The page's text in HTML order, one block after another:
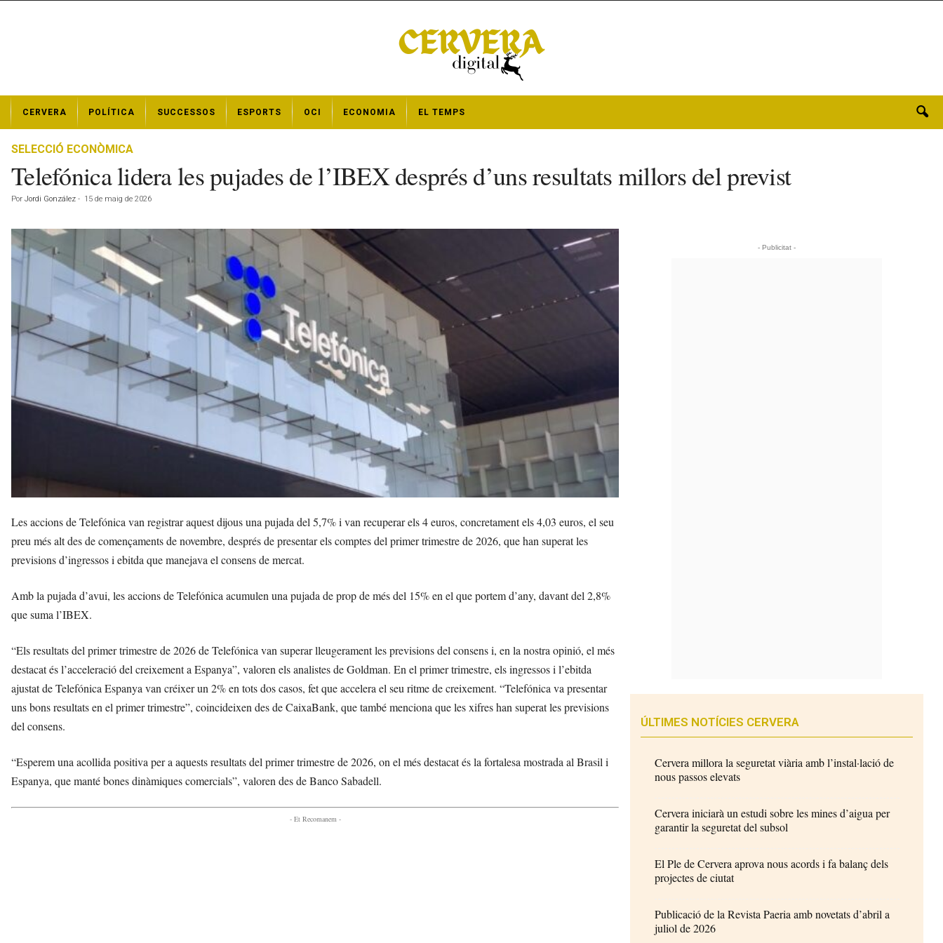
t
CERVERA POLÍTICA SUCCESSOS ESPORTS OCI ECONOMIA EL TEMPS
SELECCIÓ ECONÒMICA
Telefónica lidera les pujades de l’IBEX després d’uns resultats millors del previst
Por Jordi González - 15 de maig de 2026
Les accions de Telefónica van registrar aquest dijous una pujada del 5,7% i van recuperar els 4 euros, concretament els 4,03 euros, el seu
preu més alt des de començaments de novembre, després de presentar els comptes del primer trimestre de 2026, que han superat les
previsions d’ingressos i ebitda que manejava el consens de mercat.
Amb la pujada d’avui, les accions de Telefónica acumulen una pujada de prop de més del 15% en el que portem d’any, davant del 2,8%
que suma l’IBEX.
“Els resultats del primer trimestre de 2026 de Telefónica van superar lleugerament les previsions del consens i, en la nostra opinió, el més
destacat és l’acceleració del creixement a Espanya”, valoren els analistes de Goldman. En el primer trimestre, els ingressos i l’ebitda
ajustat de Telefónica Espanya van créixer un 2% en tots dos casos, fet que accelera el seu ritme de creixement. “Telefónica va presentar
uns bons resultats en el primer trimestre”, coincideixen des de CaixaBank, que també menciona que les xifres han superat les previsions
del consens.
“Esperem una acollida positiva per a aquests resultats del primer trimestre de 2026, on el més destacat és la fortalesa mostrada al Brasil i
Espanya, que manté bones dinàmiques comercials”, valoren des de Banco Sabadell.
- Et Recomanem -
- Publicitat -
ÚLTIMES NOTÍCIES CERVERA
Cervera millora la seguretat viària amb l’instal·lació de
nous passos elevats
Cervera iniciarà un estudi sobre les mines d’aigua per
garantir la seguretat del subsol
El Ple de Cervera aprova nous acords i fa balanç dels
projectes de ciutat
Publicació de la Revista Paeria amb novetats d’abril a
juliol de 2026